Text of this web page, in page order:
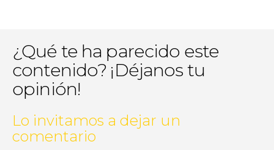
¿Qué te ha parecido este
contenido? ¡Déjanos tu
opinión!
Lo invitamos a dejar un
comentario